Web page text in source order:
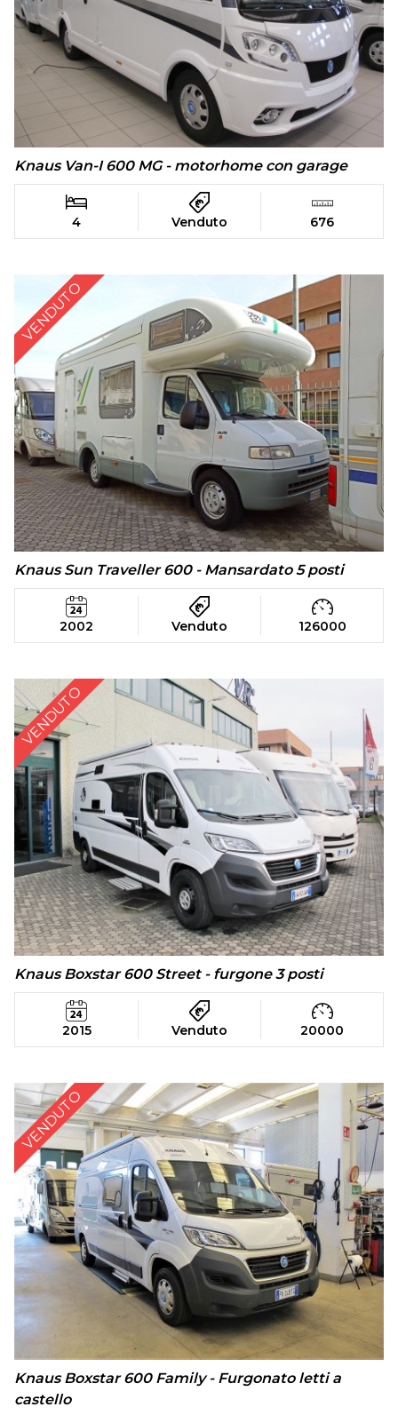
Knaus Van-I 600 MG - motorhome con garage
4 Venduto 676
VENDUTO
Knaus Sun Traveller 600 - Mansardato 5 posti
2002 Venduto 126000
VENDUTO
Knaus Boxstar 600 Street - furgone 3 posti
2015 Venduto 20000
VENDUTO
Knaus Boxstar 600 Family - Furgonato letti a
castello